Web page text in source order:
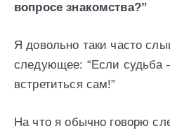
вопросе знакомства?”
Я довольно таки часто
следующее: “Если судьба
встретиться сам!”
На что я обычно говорю